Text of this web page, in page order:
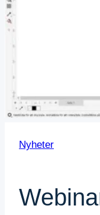
Nyheter